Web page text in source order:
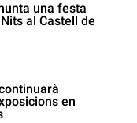
una festa
al Castell de
en